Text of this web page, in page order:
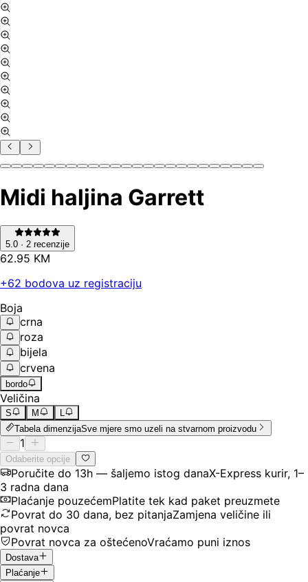
Midi haljina Garrett
5.0 · 2 recenzije
62.95 KM
+62 bodova uz registraciju
Boja
crna
roza
bijela
crvena
bordo
Veličina
S M
L
Tabela dimenzijaSve mjere smo uzeli na stvarnom proizvodu
1
Odaberite opcije
Poručite do 13h — šaljemo istog danaX-Express kurir, 1–
3 radna dana
Plaćanje pouzećemPlatite tek kad paket preuzmete
Povrat do 30 dana, bez pitanjaZamjena veličine ili
povrat novca
Povrat novca za oštećenoVraćamo puni iznos
Dostava
Plaćanje